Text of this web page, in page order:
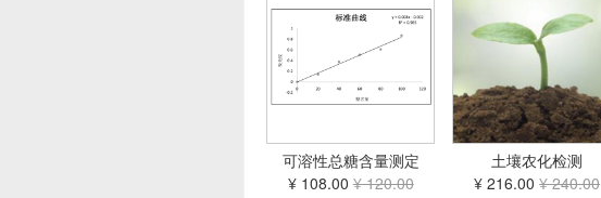
可溶性总糖含量测定
¥ 108.00¥ 120.00
土壤农化检测
¥ 216.00¥ 240.00